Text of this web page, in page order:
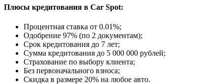
Плюсы кредитования в Car Spot:
Процентная ставка от 0.01%;
Одобрение 97% (по 2 документам);
Срок кредитования до 7 лет;
Сумма кредитования до 5 000 000 рублей;
Страхование по выбору клиента;
Без первоначального взноса;
Скидка в размере 20% на любое авто.